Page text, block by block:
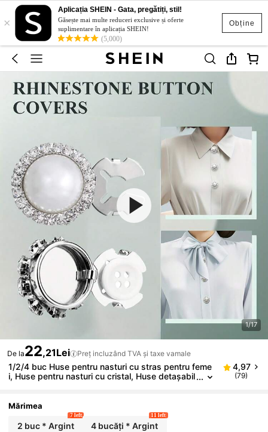
Obține
×
Aplicația SHEIN - Gata, pregătiți, stil!
Găsește mai multe reduceri exclusive și oferte
suplimentare în aplicația SHEIN!
(5,000)
1/17
De la22,21Lei Preț incluzând TVA și taxe vamale
1/2/4 buc Huse pentru nasturi cu stras pentru feme
i, Huse pentru nasturi cu cristal, Huse detașabil
accesorii pentru costum, cămașă, smoking, culoare
4,97
(79)
Mărimea
2 buc * Argint
7 left
4 bucăți * Argint
11 left